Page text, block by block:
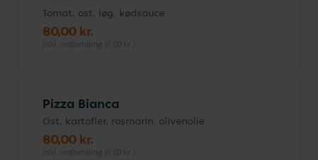
Tomat, ost, løg, kødsauce
80,00 kr.
inkl. indbetaling (0,00 kr.)
Pizza Bianca
Ost, kartofler, rosmarin, olivenolie
80,00 kr.
inkl. indbetaling (0,00 kr.)